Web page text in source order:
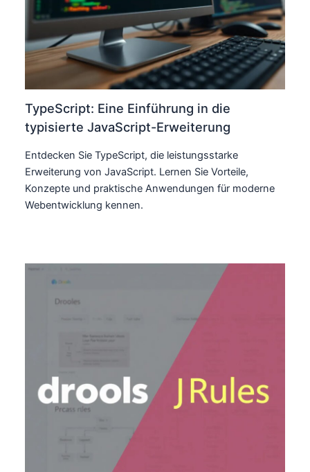
TypeScript: Eine Einführung in die
typisierte JavaScript-Erweiterung
Entdecken Sie TypeScript, die leistungsstarke
Erweiterung von JavaScript. Lernen Sie Vorteile,
Konzepte und praktische Anwendungen für moderne
Webentwicklung kennen.